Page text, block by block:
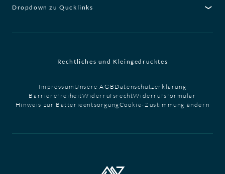
Dropdown zu Qucklinks
Rechtliches und Kleingedrucktes
Impressum Unsere AGB Datenschutzerklärung
BarrierefreiheitWiderrufsrechtWiderrufsformular
Hinweis zur BatterieentsorgungCookie-Zustimmung ändern